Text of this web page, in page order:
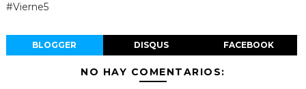
#Vierne5
BLOGGER DISQUS FACEBOOK
NO HAY COMENTARIOS: